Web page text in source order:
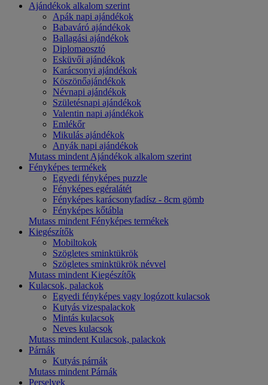
Ajándékok alkalom szerint
Apák napi ajándékok
Babaváró ajándékok
Ballagási ajándékok
Diplomaosztó
Esküvői ajándékok
Karácsonyi ajándékok
Köszönőajándékok
Névnapi ajándékok
Születésnapi ajándékok
Valentin napi ajándékok
Emlékőr
Mikulás ajándékok
Anyák napi ajándékok
Mutass mindent Ajándékok alkalom szerint
Fényképes termékek
Egyedi fényképes puzzle
Fényképes egéralátét
Fényképes karácsonyfadísz - 8cm gömb
Fényképes kőtábla
Mutass mindent Fényképes termékek
Kiegészítők
Mobiltokok
Szögletes sminktükrök
Szögletes sminktükrök névvel
Mutass mindent Kiegészítők
Kulacsok, palackok
Egyedi fényképes vagy logózott kulacsok
Kutyás vizespalackok
Mintás kulacsok
Neves kulacsok
Mutass mindent Kulacsok, palackok
Párnák
Kutyás párnák
Mutass mindent Párnák
Perselyek